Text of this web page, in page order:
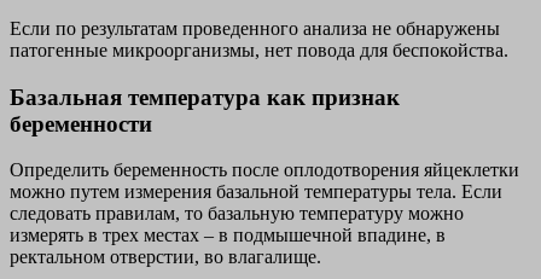
Если по результатам проведенного анализа не обнаружены
патогенные микроорганизмы, нет повода для беспокойства.
Базальная температура как признак
беременности
Определить беременность после оплодотворения яйцеклетки
можно путем измерения базальной температуры тела. Если
следовать правилам, то базальную температуру можно
измерять в трех местах – в подмышечной впадине, в
ректальном отверстии, во влагалище.